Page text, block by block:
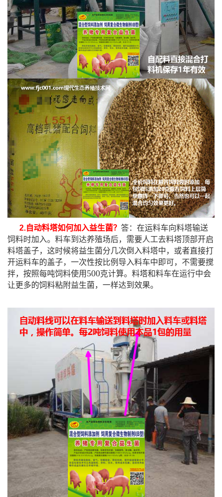
2.自动料塔如何加入益生菌？ 答：在运料车向料塔输送
饲料时加入。料车到达养殖场后，需要人工去料塔顶部开启
料塔盖子，这时候将益生菌分几次倒入料塔中，或者直接打
开运料车的盖子，一次性按比例导入料车中即可，不需要搅
拌，按照每吨饲料使用 500克计算。料塔和料车在运行中会
让更多的饲料粘附益生菌，一样达到效果。